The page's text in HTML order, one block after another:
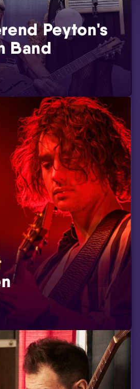
Peyton's
Band